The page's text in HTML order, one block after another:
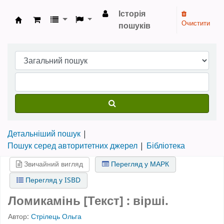
Бібліотека НТШ › Електронний каталог
Історія
пошуків
Очистити
Детальніший пошук
Пошук серед авторитетних джерел
Бібліотека
Звичайний вигляд
Перегляд у МАРК
Перегляд у ISBD
Ломикамінь [Текст] : вірші.
Автор: Стрілець Ольга